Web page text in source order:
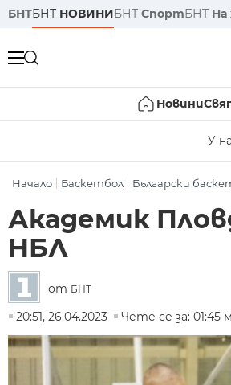
БНТБНТ НОВИНИБНТ СпортБНТ На
Новини
У
Начало Баскетбол Български
Академик
НБЛ
от БНТ
20:51, 26.04.2023
Чете се за: 01:45